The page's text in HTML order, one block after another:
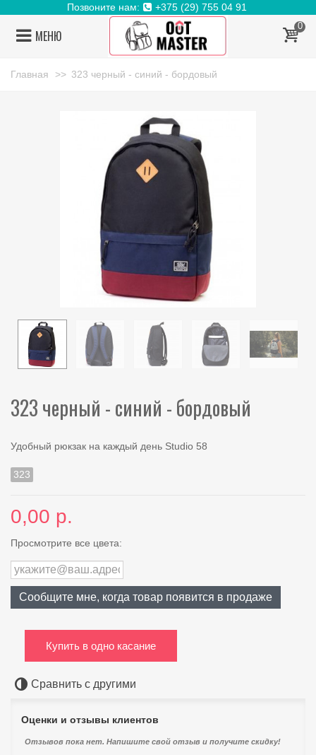
Позвоните нам: +375 (29) 755 04 91
МЕНЮ
0
Главная >> 323 черный - синий - бордовый
323 черный - синий - бордовый
Удобный рюкзак на каждый день Studio 58
323
0,00 р.
Просмотрите все цвета:
Сообщите мне, когда товар появится в продаже
Купить в одно касание
Сравнить с другими
Оценки и отзывы клиентов
Отзывов пока нет. Напишите свой отзыв и получите скидку!